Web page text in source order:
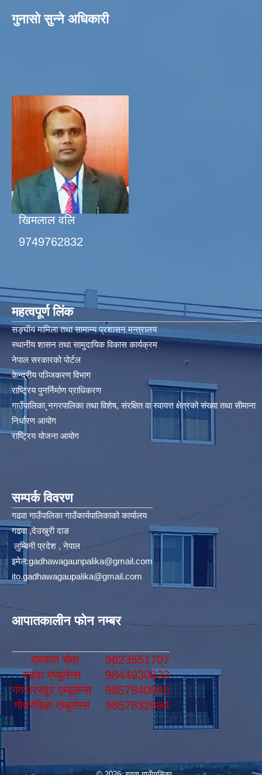
गुनासो सुन्ने अधिकारी
खिमलाल वलि
9749762832
महत्वपूर्ण लिंक
सङ्घीय मामिला तथा सामान्य प्रशासन मन्त्रालय
स्थानीय शासन तथा सामुदायिक विकास कार्यक्रम
नेपाल सरकारको पोर्टल
केन्द्रीय पञ्जिकरण विभाग
राष्ट्रिय पुनर्निर्माण प्राधिकरण
गाउँपालिका¸नगरपालिका तथा विशेष, संरक्षित वा स्वायत्त क्षेत्रको संख्या तथा सीमाना
निर्धारण आयोग​
राष्ट्रिय योजना आयोग
सम्पर्क विवरण
गढवा गाउँपालिका गाउँकार्यपालिकाको कार्यालय
गढवा ,देउखुरी दाङ
लुम्बिनी प्रदेश , नेपाल
इमेल:gadhawagaunpalika@gmail.com
ito.gadhawagaupalika@gmail.com
आपातकालीन फोन नम्बर
दमकल सेवा
9823551707
गढवा एम्बुलेन्स
9844930833
गंगापरस्पुर एम्बुलेन्स
9857840060
गोबरडिहा एम्बुलेन्स
9857832694